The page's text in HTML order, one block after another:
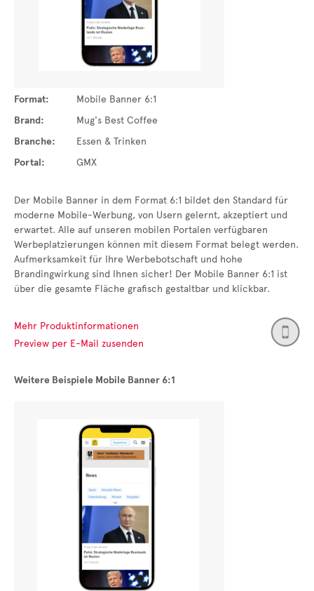
Format:
Mobile Banner 6:1
Brand:
Mug's Best Coffee
Branche:
Essen & Trinken
Portal:
GMX
Der Mobile Banner in dem Format 6:1 bildet den Standard für
moderne Mobile-Werbung, von Usern gelernt, akzeptiert und
erwartet. Alle auf unseren mobilen Portalen verfügbaren
Werbeplatzierungen können mit diesem Format belegt werden.
Aufmerksamkeit für Ihre Werbebotschaft und hohe
Brandingwirkung sind Ihnen sicher! Der Mobile Banner 6:1 ist
über die gesamte Fläche grafisch gestaltbar und klickbar.
Mehr Produktinformationen
Preview per E-Mail zusenden
Weitere Beispiele Mobile Banner 6:1